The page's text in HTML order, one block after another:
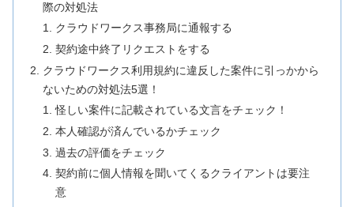
際の対処法
クラウドワークス事務局に通報する
契約途中終了リクエストをする
クラウドワークス利用規約に違反した案件に引っかから
ないための対処法5選！
怪しい案件に記載されている文言をチェック！
本人確認が済んでいるかチェック
過去の評価をチェック
契約前に個人情報を聞いてくるクライアントは要注
意